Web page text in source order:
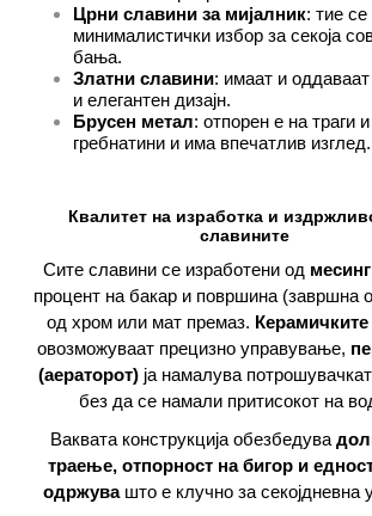
Црни славини за мијалник: тие
минималистички избор за секоја
бања.
Златни славини: имаат и
и елегантен дизајн.
Брусен метал: отпорен е на траги и
гребнатини и има впечатлив изглед.
Квалитет на изработка и
славините
Сите славини се изработени од месинг
процент на бакар и површина (завршна
од хром или мат премаз.
овозможуваат прецизно управување,
(аераторот) ја намалува
без да се намали притисокот на
Ваквата конструкција обезбедува
траење, отпорност на бигор и
одржувашто е клучно за секојдневна